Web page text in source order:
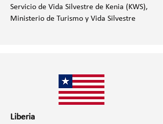
Servicio de Vida Silvestre de Kenia (KWS),
Ministerio de Turismo y Vida Silvestre
Liberia